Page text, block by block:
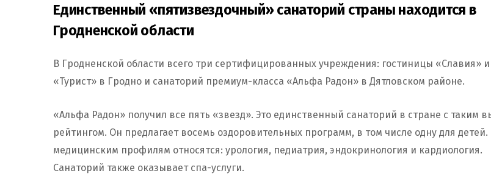
Единственный «пятизвездочный» санаторий страны находится в
Гродненской области
В Гродненской области всего три сертифицированных учреждения: гостиницы «Славия» и
«Турист» в Гродно и санаторий премиум-класса «Альфа Радон» в Дятловском районе.
«Альфа Радон» получил все пять «звезд». Это единственный санаторий в стране с таким
рейтингом. Он предлагает восемь оздоровительных программ, в том числе одну для детей.
медицинским профилям относятся: урология, педиатрия, эндокринология и кардиология.
Санаторий также оказывает спа-услуги.